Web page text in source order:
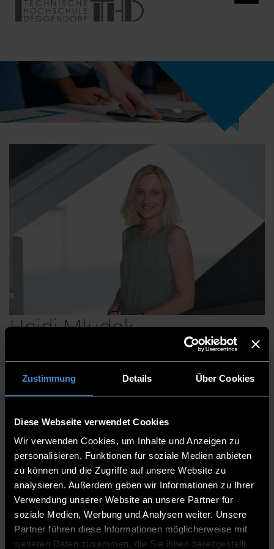
Zustimmung Details Über Cookies
Diese Webseite verwendet Cookies
Wir verwenden Cookies, um Inhalte und Anzeigen zu
personalisieren, Funktionen für soziale Medien anbieten
zu können und die Zugriffe auf unsere Website zu
analysieren. Außerdem geben wir Informationen zu Ihrer
Verwendung unserer Website an unsere Partner für
soziale Medien, Werbung und Analysen weiter. Unsere
Partner führen diese Informationen möglicherweise mit
weiteren Daten zusammen, die Sie ihnen bereitgestellt
Heidi Mludek
Stabsstelle Steuern und Controlling
Sachbearbeiterin
ITC2 2.52
0991/3615-211